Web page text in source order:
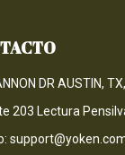
DR AUSTIN,
203 Lectura